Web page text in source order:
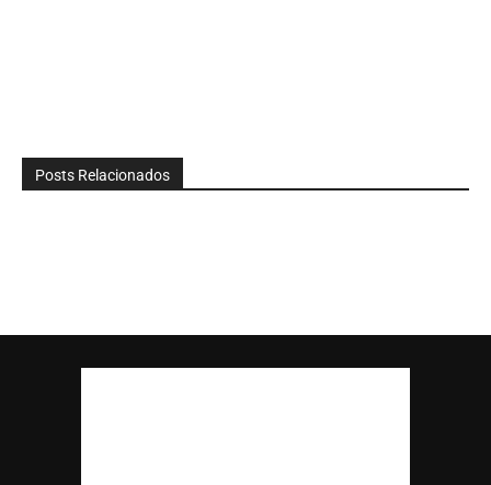
Posts Relacionados